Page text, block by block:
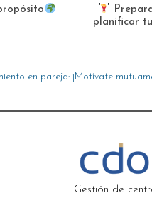
planificar
en pareja: ¡Motívate
Gestión de